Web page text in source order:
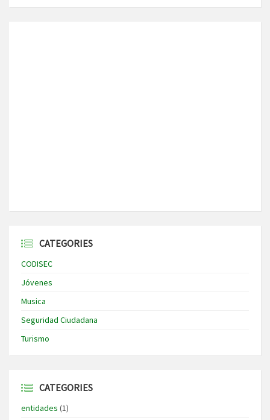
CATEGORIES
CODISEC
Jóvenes
Musica
Seguridad Ciudadana
Turismo
CATEGORIES
entidades (1)